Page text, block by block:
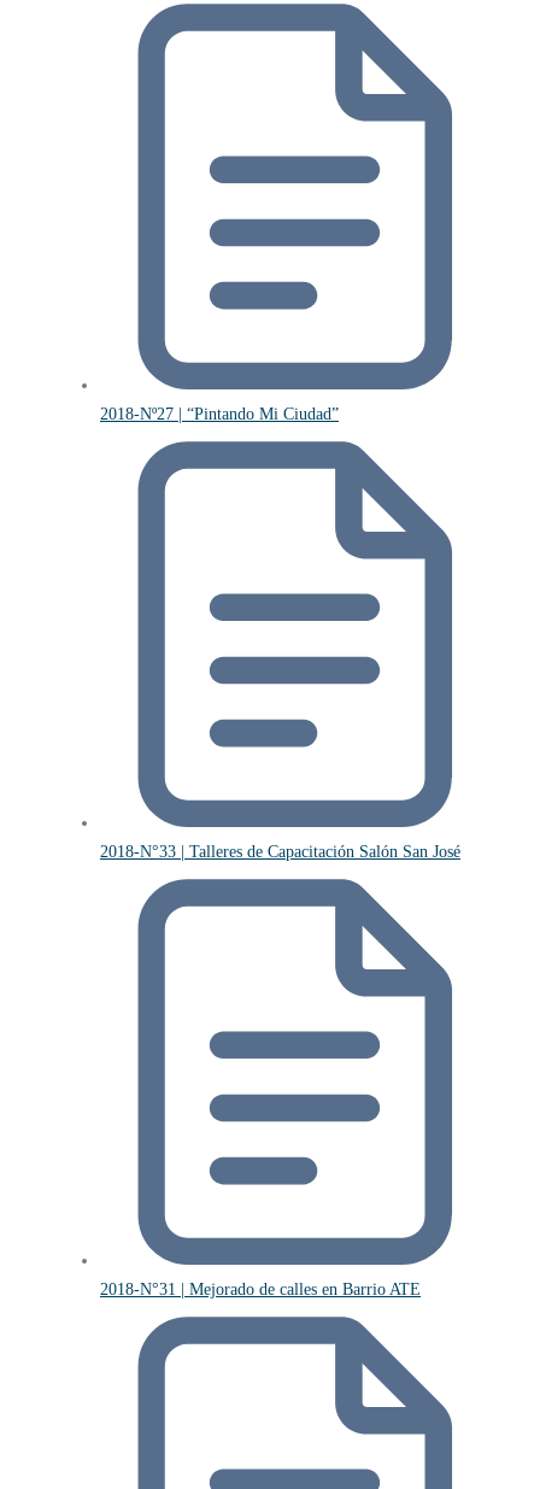
2018-Nº27 | “Pintando Mi Ciudad”
2018-N°33 | Talleres de Capacitación Salón San José
2018-N°31 | Mejorado de calles en Barrio ATE